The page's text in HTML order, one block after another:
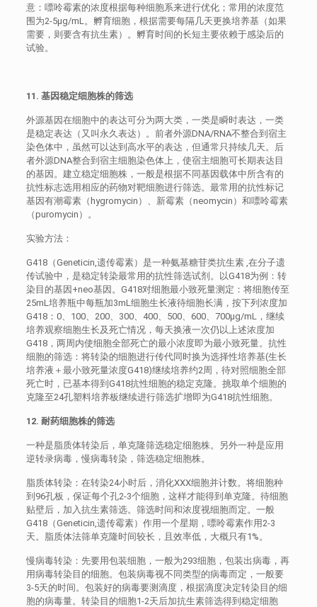
意：嘌呤霉素的浓度根据每种细胞系来进行优化；常用的浓度范
围为2-5μg/mL。孵育细胞，根据需要每隔几天更换培养基（如果
需要，则要含有抗生素）。孵育时间的长短主要依赖于感染后的
试验。
11. 基因稳定细胞株的筛选
外源基因在细胞中的表达可分为两大类，一类是瞬时表达，一类
是稳定表达（又叫永久表达）。前者外源DNA/RNA不整合到宿主
染色体中，虽然可以达到高水平的表达，但通常只持续几天。后
者外源DNA整合到宿主细胞染色体上，使宿主细胞可长期表达目
的基因。建立稳定细胞株，一般是根据不同基因载体中所含有的
抗性标志选用相应的药物对靶细胞进行筛选。最常用的抗性标记
基因有潮霉素（hygromycin）、新霉素（neomycin）和嘌呤霉素
（puromycin）。
实验方法：
G418（Geneticin,遗传霉素）是一种氨基糖苷类抗生素 ,在分子遗
传试验中，是稳定转染最常用的抗性筛选试剂。以G418为例：转
染目的基因+neo基因。G418对细胞最小致死量测定：将细胞传至
25mL培养瓶中每瓶加3mL细胞生长液待细胞长满，按下列浓度加
G418：0、100、200、300、400、500、600、700μg/mL，继续
培养观察细胞生长及死亡情况，每天换液一次仍以上述浓度加
G418，两周内使细胞全部死亡的最小浓度即为最小致死量。抗性
细胞的筛选：将转染的细胞进行传代同时换为选择性培养基(生长
培养液＋最小致死量浓度G418)继续培养约2周，待对照细胞全部
死亡时，已基本得到G418抗性细胞的稳定克隆。挑取单个细胞的
克隆至24孔塑料培养板继续进行筛选扩增即为G418抗性细胞。
12. 耐药细胞株的筛选
一种是脂质体转染后，单克隆筛选稳定细胞株。另外一种是应用
逆转录病毒，慢病毒转染，筛选稳定细胞株。
脂质体转染：在转染24小时后，消化XXX细胞并计数。将细胞种
到96孔板，保证每个孔2-3个细胞，这样才能得到单克隆。待细胞
贴壁后，加入抗生素筛选。筛选时间和浓度视细胞而定。一般
G418（Geneticin,遗传霉素）作用一个星期，嘌呤霉素作用2-3
天。脂质体法筛单克隆时间较长，且效率低，大概只有1%。
慢病毒转染：先要用包装细胞，一般为293细胞，包装出病毒，再
用病毒转染目的细胞。包装病毒视不同类型的病毒而定，一般要
3-5天的时间。包装好的病毒要测滴度，根据滴度决定转染目的细
胞的病毒量。转染目的细胞1-2天后加抗生素筛选得到稳定细胞